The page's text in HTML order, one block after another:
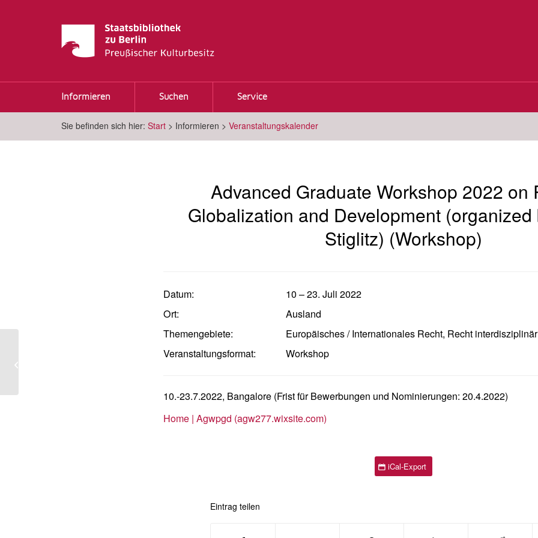
Informieren Suchen Service
Sie befinden sich hier: Start > Informieren > Veranstaltungskalender
Advanced Graduate Workshop 2022 on
Globalization and Development (organized
Stiglitz) (Workshop)
Datum: 10–23. Juli 2022
Ort:
Ausland
Themengebiete:
Europäisches / Internationales Recht, Recht interdisziplinär
Veranstaltungsformat:
Workshop
10.-23.7.2022, Bangalore (Frist für Bewerbungen und Nominierungen: 20.4.2022)
Home | Agwpgd (agw277.wixsite.com)
iCal-Export
Eintrag teilen